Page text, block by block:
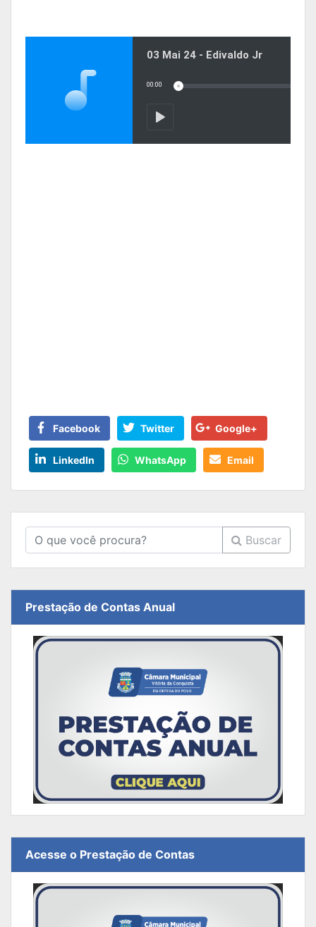
Facebook Twitter Google+
LinkedIn WhatsApp Email
Buscar
Prestação de Contas Anual
Acesse o Prestação de Contas